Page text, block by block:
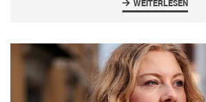
WEITERLESEN